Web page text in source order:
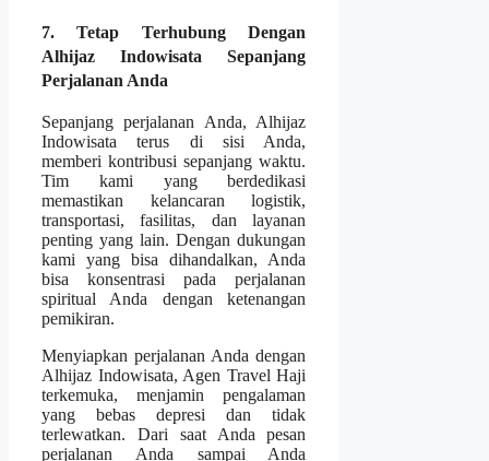
7. Tetap Terhubung Dengan
Alhijaz Indowisata Sepanjang
Perjalanan Anda
Sepanjang perjalanan Anda, Alhijaz
Indowisata terus di sisi Anda,
memberi kontribusi sepanjang waktu.
Tim kami yang berdedikasi
memastikan kelancaran logistik,
transportasi, fasilitas, dan layanan
penting yang lain. Dengan dukungan
kami yang bisa dihandalkan, Anda
bisa konsentrasi pada perjalanan
spiritual Anda dengan ketenangan
pemikiran.
Menyiapkan perjalanan Anda dengan
Alhijaz Indowisata, Agen Travel Haji
terkemuka, menjamin pengalaman
yang bebas depresi dan tidak
terlewatkan. Dari saat Anda pesan
perjalanan Anda sampai Anda